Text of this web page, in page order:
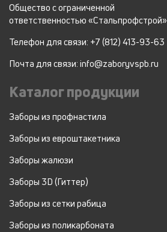
Общество с ограниченной
ответственностью «Стальпрофстрой»
Телефон для связи: +7 (812) 413-93-63
Почта для связи: info@zaboryvspb.ru
Каталог продукции
Заборы из профнастила
Заборы из евроштакетника
Заборы жалюзи
Заборы 3D (Гиттер)
Заборы из сетки рабица
Заборы из поликарбоната